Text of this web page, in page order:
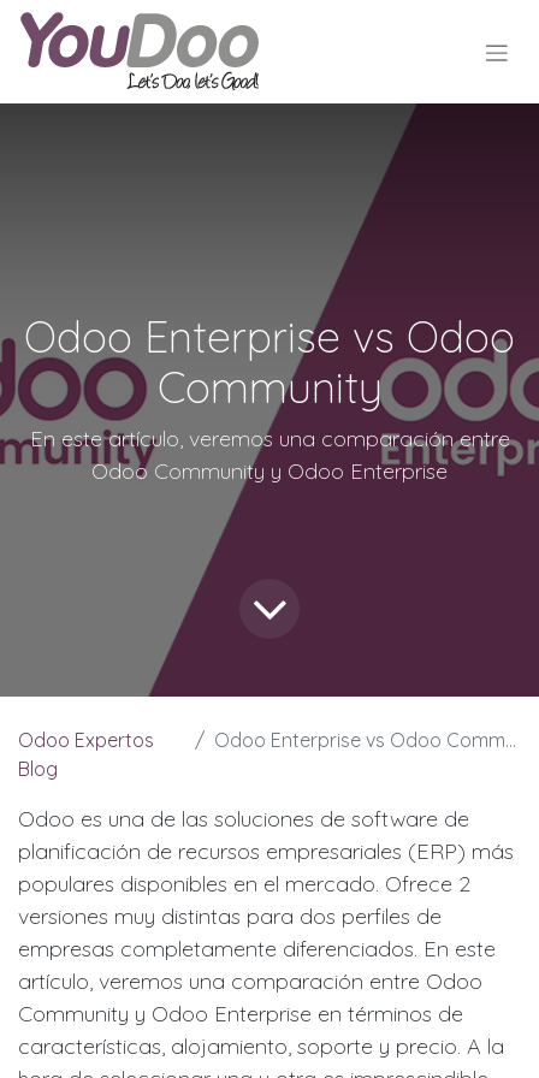
Odoo Enterprise vs Odoo
Community
En este artículo, veremos una comparación entre
Odoo Community y Odoo Enterprise
Odoo Expertos
Blog
Odoo Enterprise vs Odoo Community
Odoo es una de las soluciones de software de
planificación de recursos empresariales (ERP) más
populares disponibles en el mercado. Ofrece 2
versiones muy distintas para dos perfiles de
empresas completamente diferenciados. En este
artículo, veremos una comparación entre Odoo
Community y Odoo Enterprise en términos de
características, alojamiento, soporte y precio. A la